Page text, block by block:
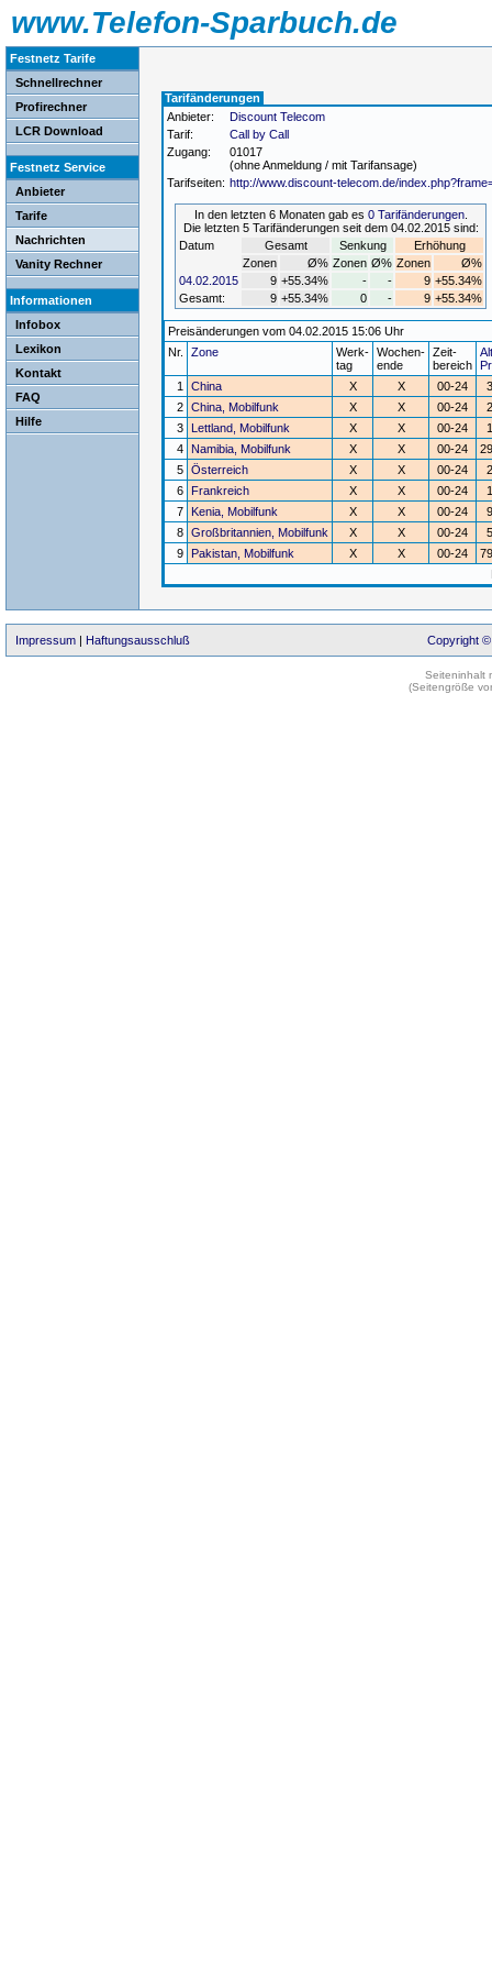
www.Telefon-Sparbuch.de
Festnetz Tarife
Schnellrechner
Profirechner
LCR Download
Festnetz Service
Anbieter
Tarife
Nachrichten
Vanity Rechner
Informationen
Infobox
Lexikon
Kontakt
FAQ
Hilfe
Tarifänderungen
Anbieter:
Discount Telecom
Tarif:
Call by Call
Zugang:
01017
(ohne Anmeldung / mit Tarifansage)
Tarifseiten: http://www.discount-telecom.de/
In den letzten 6 Monaten gab es 0 Tarifänderungen.
Die letzten 5 Tarifänderungen seit dem 04.02.2015 sind:
Datum
Gesamt Senkung
Erhöhung
Zonen
Ø% Zonen Ø% Zonen
Ø%
04.02.2015
9 +55.34% - - 9 +55.34%
Gesamt:
9 +55.34% 0 - 9 +55.34%
Preisänderungen vom 04.02.2015 15:06 Uhr
Nr.
Zone
Werk-
tag
Wochen-
ende
Zeit-
bereich
1
China X X 00-24
2 China, Mobilfunk X X 00-24
3 Lettland, Mobilfunk X X 00-24
4 Namibia, Mobilfunk X X 00-24
5 Österreich X X 00-24
6 Frankreich X X 00-24
7 Kenia, Mobilfunk X X 00-24
8 Großbritannien, Mobilfunk X X 00-24
9 Pakistan, Mobilfunk X X 00-24
Impressum | Haftungsausschluß Copyright ©
Seiteninhalt
(Seitengröße